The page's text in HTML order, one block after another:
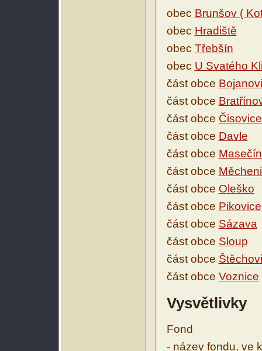
obec Brunšov (
obec Hradiště
obec Třebšín
obec U Svatého
část obce
část obce
část obce Čisovice
část obce Davle
část obce Masečín
část obce
část obce Oleško
část obce Pikovice
část obce Sázava
část obce Sloup
část obce
část obce Voznice
Vysvětlivky
Fond
- název fondu, ve